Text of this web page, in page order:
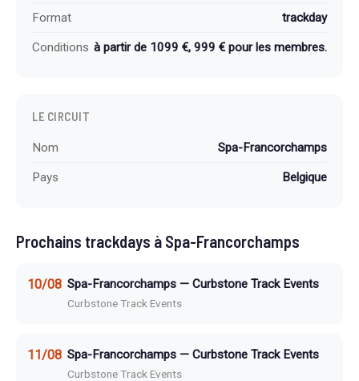
Format trackday
Conditions à partir de 1099 €, 999 € pour les membres.
LE CIRCUIT
Nom Spa-Francorchamps
Pays Belgique
Prochains trackdays à Spa-Francorchamps
10/08 Spa-Francorchamps — Curbstone Track Events
Curbstone Track Events
11/08 Spa-Francorchamps — Curbstone Track Events
Curbstone Track Events